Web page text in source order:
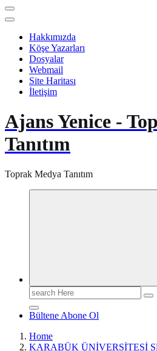
Hakkımızda
Köşe Yazarları
Dosyalar
Webmail
Site Haritası
İletişim
Ajans Yenice -
Tanıtım
Toprak Medya Tanıtım
Search
for:
Bültene Abone Ol
Home
KARABÜK ÜNİVERSİTESİ